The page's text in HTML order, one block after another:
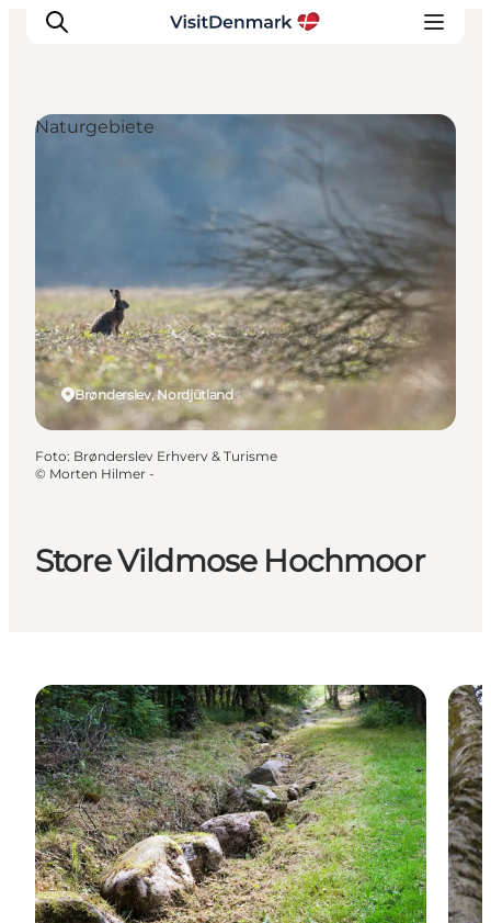
Unterkünfte
Reiseplanung
Store Vildmose Hochmoor
Brønderslev, Nordjütland
Naturgebiete
Foto: Brønderslev Erhverv & Turisme
© Morten Hilmer -